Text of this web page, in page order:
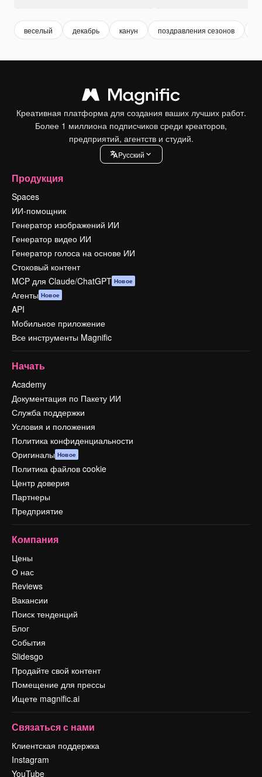
веселый декабрь канун поздравления сезонов
Креативная платформа для создания ваших лучших работ.
Более 1 миллиона подписчиков среди креаторов,
предприятий, агентств и студий.
Pусский
Продукция
Spaces
ИИ-помощник
Генератор изображений ИИ
Генератор видео ИИ
Генератор голоса на основе ИИ
Стоковый контент
MCP для Claude/ChatGPT Новое
Агенты Новое
API
Мобильное приложение
Все инструменты Magnific
Начать
Academy
Документация по Пакету ИИ
Служба поддержки
Условия и положения
Политика конфиденциальности
Оригиналы Новое
Политика файлов cookie
Центр доверия
Партнеры
Предприятие
Компания
Цены
О нас
Reviews
Вакансии
Поиск тенденций
Блог
События
Slidesgo
Продайте свой контент
Помещение для прессы
Ищете magnific.ai
Связаться с нами
Клиентская поддержка
Instagram
YouTube